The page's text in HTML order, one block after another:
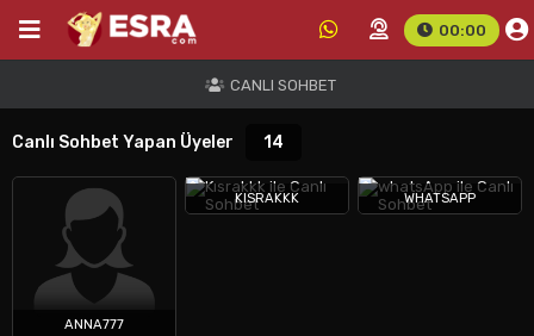
00:00
CANLI SOHBET
Canlı Sohbet Yapan Üyeler 14
ANNA777
KISRAKKK WHATSAPP